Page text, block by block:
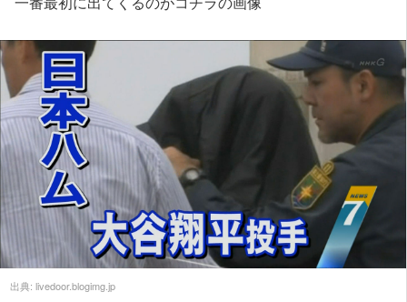
出典: livedoor.blogimg.jp